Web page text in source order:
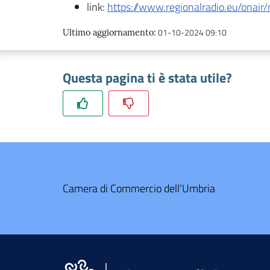
link: https://www.regionalradio.eu/
Ultimo aggiornamento: 01-10-2024 09:10
Questa pagina ti è stata utile?
Camera di Commercio dell'Umbria